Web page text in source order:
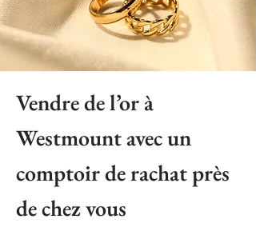
Vendre de l’or à
Westmount avec un
comptoir de rachat près
de chez vous